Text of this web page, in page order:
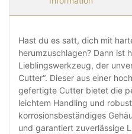
Hast du es satt, dich mit
herumzuschlagen? Dann ist
Lieblingswerkzeug, der
Cutter“. Dieser aus einer
gefertigte Cutter bietet die
leichtem Handling und
korrosionsbeständiges
und garantiert zuverlässige